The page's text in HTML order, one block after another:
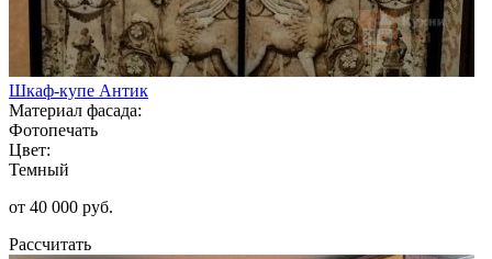
Шкаф-купе Антик
Материал фасада:
Фотопечать
Цвет:
Темный
от 40 000 руб.
Рассчитать